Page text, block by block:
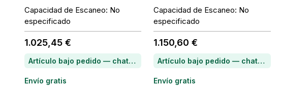
Capacidad de Escaneo: No
especificado
1.025,45 €
Artículo bajo pedido — chatea para conocer el plazo de entrega
Envío gratis
Capacidad de Escaneo: No
especificado
1.150,60 €
Artículo bajo pedido — chatea para conocer el plazo de entrega
Envío gratis